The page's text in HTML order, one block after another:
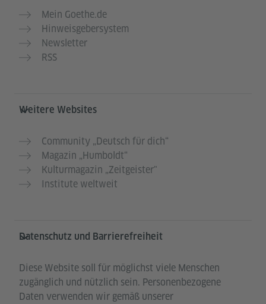
Mein Goethe.de
Hinweisgebersystem
Newsletter
RSS
Weitere Websites
Community „Deutsch für dich“
Magazin „Humboldt“
Kulturmagazin „Zeitgeister"
Institute weltweit
Datenschutz und Barrierefreiheit
Diese Website soll für möglichst viele Menschen
zugänglich und nützlich sein. Personenbezogene
Daten verwenden wir gemäß unserer